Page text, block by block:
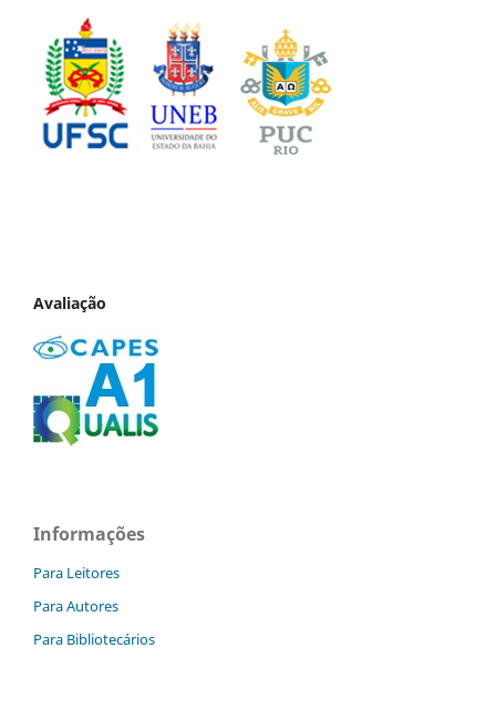
Avaliação
Informações
Para Leitores
Para Autores
Para Bibliotecários